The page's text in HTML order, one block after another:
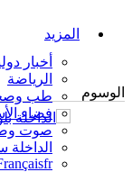
المزيد
أخبار
الرياضة
طب
فضاء
صوت
الداخلة
fr
الوسوم